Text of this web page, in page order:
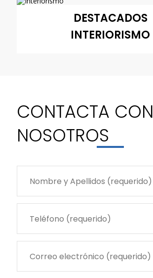
DESTACADOS
INTERIORISMO
CONTACTA CON
NOSOTROS